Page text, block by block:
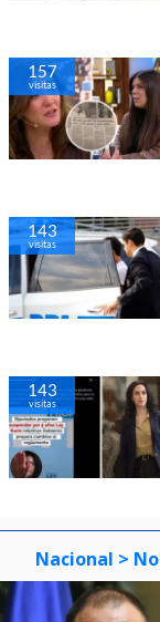
157
visitas
143
visitas
143
visitas
Nacional >